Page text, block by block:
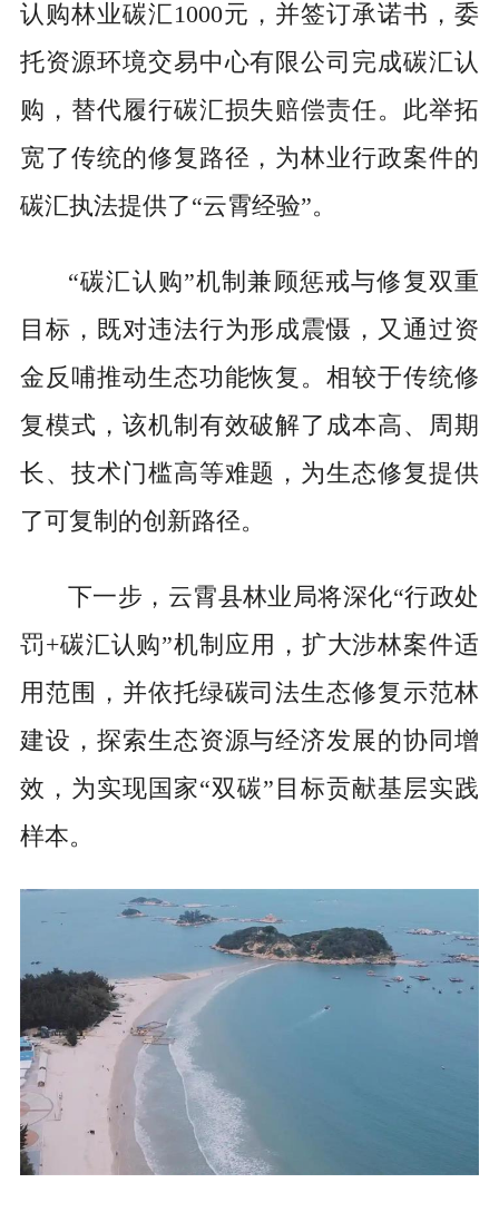
认购林业碳汇1000元，并签订承诺书，委
托资源环境交易中心有限公司完成碳汇认
购，替代履行碳汇损失赔偿责任。此举拓
宽了传统的修复路径，为林业行政案件的
碳汇执法提供了“云霄经验”。
“碳汇认购”机制兼顾惩戒与修复双重
目标，既对违法行为形成震慑，又通过资
金反哺推动生态功能恢复。相较于传统修
复模式，该机制有效破解了成本高、周期
长、技术门槛高等难题，为生态修复提供
了可复制的创新路径。
下一步，云霄县林业局将深化“行政处
罚+碳汇认购”机制应用，扩大涉林案件适
用范围，并依托绿碳司法生态修复示范林
建设，探索生态资源与经济发展的协同增
效，为实现国家“双碳”目标贡献基层实践
样本。